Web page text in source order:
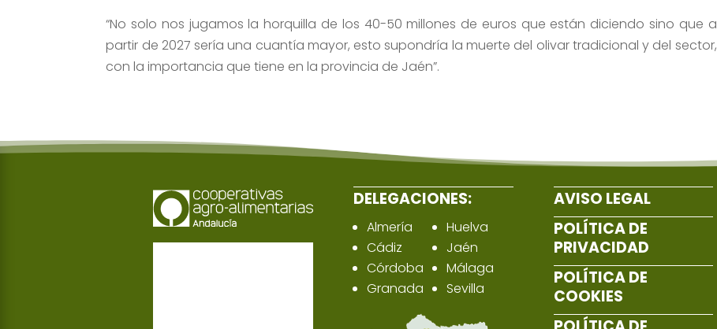
“No solo nos jugamos la horquilla de los 40-50 millones de euros que están diciendo sino que a
partir de 2027 sería una cuantía mayor, esto supondría la muerte del olivar tradicional y del sector,
con la importancia que tiene en la provincia de Jaén”.
DELEGACIONES:
Almería
Cádiz
Córdoba
Granada
Huelva
Jaén
Málaga
Sevilla
AVISO LEGAL
POLÍTICA DE
PRIVACIDAD
POLÍTICA DE
COOKIES